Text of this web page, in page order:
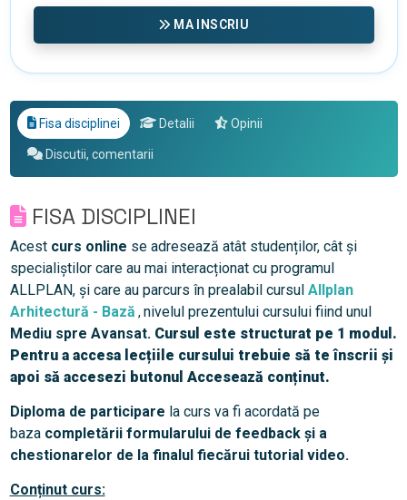
MA INSCRIU
Fisa disciplinei Detalii Opinii
Discutii, comentarii
FISA DISCIPLINEI
Acest curs online se adresează atât studenților, cât și
specialiștilor care au mai interacționat cu programul
ALLPLAN, și care au parcurs în prealabil cursul Allplan
Arhitectură - Bază , nivelul prezentului cursului fiind unul
Mediu spre Avansat. Cursul este structurat pe 1 modul.
Pentru a accesa lecțiile cursului trebuie să te înscrii și
apoi să accesezi butonul Accesează conținut.
Diploma de participare la curs va fi acordată pe
baza completării formularului de feedback și a
chestionarelor de la finalul fiecărui tutorial video.
Conținut curs: